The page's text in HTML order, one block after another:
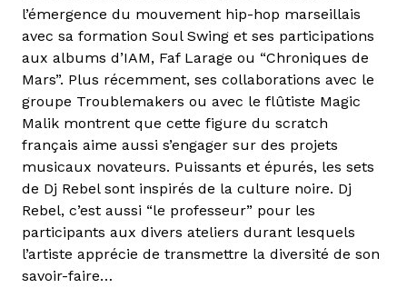
l’émergence du mouvement hip-hop marseillais
avec sa formation Soul Swing et ses participations
aux albums d’IAM, Faf Larage ou “Chroniques de
Mars”. Plus récemment, ses collaborations avec le
groupe Troublemakers ou avec le flûtiste Magic
Malik montrent que cette figure du scratch
français aime aussi s’engager sur des projets
musicaux novateurs. Puissants et épurés, les sets
de Dj Rebel sont inspirés de la culture noire. Dj
Rebel, c’est aussi “le professeur” pour les
participants aux divers ateliers durant lesquels
l’artiste apprécie de transmettre la diversité de son
savoir-faire…